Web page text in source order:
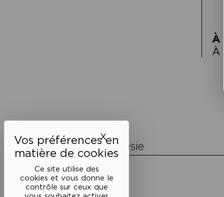
Ce site utilise des
cookies et vous donne le
contrôle sur ceux que
XMasquer le bandeau des
À
À
l’article
La Maison de la Poésie
Découvrir
En photos
Historique